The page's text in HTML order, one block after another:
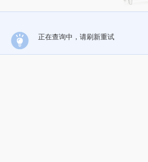
正在查询中，请刷新重试